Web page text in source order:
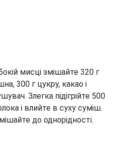
мисці змішайте 320 г
300 г цукру, какао і
Злегка підігрійте 500
і влийте в суху суміш.
до однорідності.